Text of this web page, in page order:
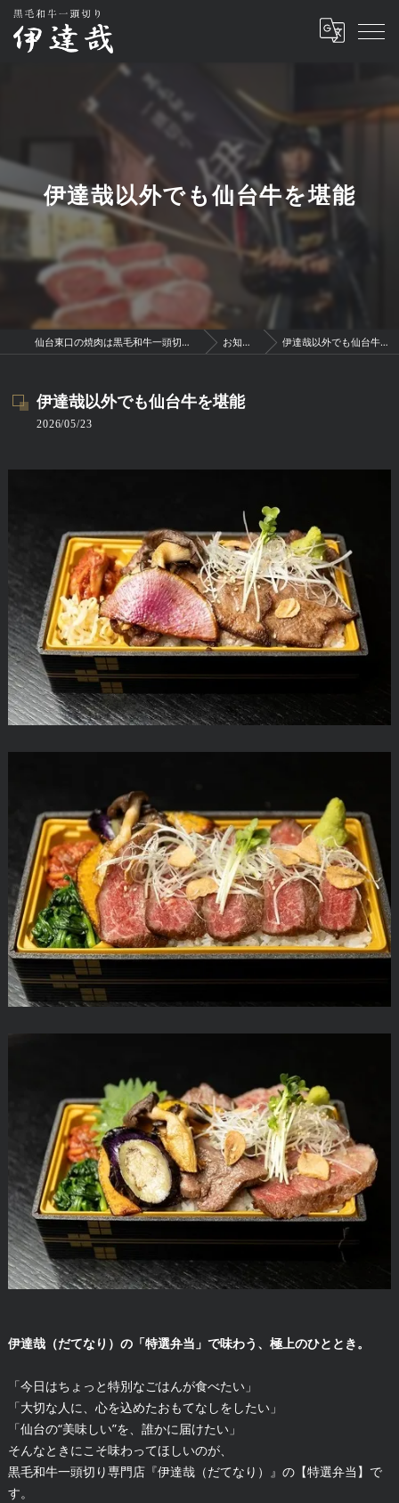
伊達哉以外でも仙台牛を堪能
仙台東口の焼肉は黒毛和牛一頭切り 伊達哉 お知らせ 伊達哉以外でも仙台牛を堪能
伊達哉以外でも仙台牛を堪能
2026/05/23
伊達哉（だてなり）の「特選弁当」で味わう、極上のひととき。
「今日はちょっと特別なごはんが食べたい」
「大切な人に、心を込めたおもてなしをしたい」
「仙台の“美味しい”を、誰かに届けたい」
そんなときにこそ味わってほしいのが、
黒毛和牛一頭切り専門店『伊達哉（だてなり）』の【特選弁当】で
す。